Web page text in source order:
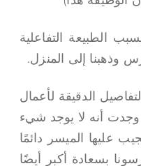
الطبيعة التفاعلية
وذهبنا إلى المنزل.
الدقيقة لأعمال
أنه لا يوجد شيء
عليها الميسر دائمًا
بسعادة أكبر أيضًا